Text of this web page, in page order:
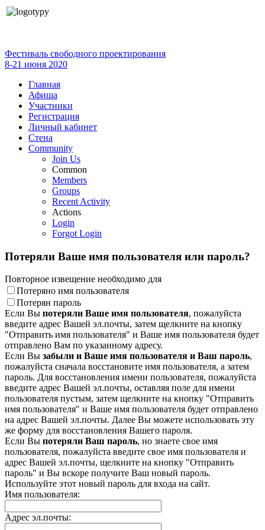
Фестиваль свободного проектирования
8-21 июня 2020
Главная
Афиша
Участники
Регистрация
Личный кабинет
Стена
Community
Join Us
Common
Members
Groups
Recent Activity
Actions
Login
Forgot Login
Потеряли Ваше имя пользователя или пароль?
Повторное извещение необходимо для
Потеряно имя пользователя
Потерян пароль
Если Вы потеряли Ваше имя пользователя, пожалуйста
введите адрес Вашей эл.почты, затем щелкните на кнопку
"Отправить имя пользователя" и Ваше имя пользователя будет
отправлено Вам по указанному адресу.
Если Вы забыли и Ваше имя пользователя и Ваш пароль,
пожалуйста сначала восстановите имя пользователя, а затем
пароль. Для восстановления имени пользователя, пожалуйста
введите адрес Вашей эл.почты, оставляя поле для имени
пользователя пустым, затем щелкните на кнопку "Отправить
имя пользователя" и Ваше имя пользователя будет отправлено
на адрес Вашей эл.почты. Далее Вы можете использовать эту
же форму для восстановления Вашего пароля.
Если Вы потеряли Ваш пароль, но знаете свое имя
пользователя, пожалуйста введите свое имя пользователя и
адрес Вашей эл.почты, щелкните на кнопку "Отправить
пароль" и Вы вскоре получите Ваш новый пароль.
Используйте этот новый пароль для входа на сайт.
Имя пользователя:
Адрес эл.почты: